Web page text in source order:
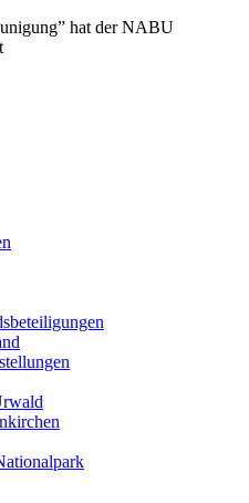
hat der NABU